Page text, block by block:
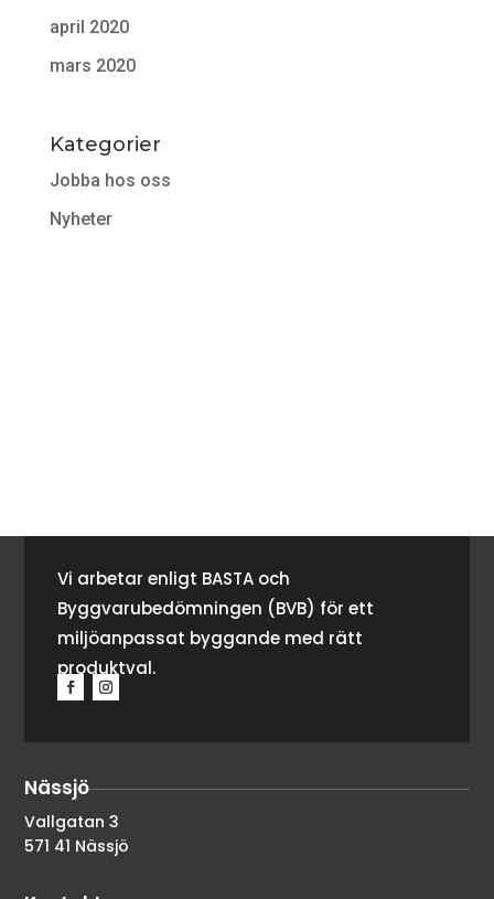
april 2020
mars 2020
Kategorier
Jobba hos oss
Nyheter
Vi arbetar enligt BASTA och
Byggvarubedömningen (BVB) för ett
miljöanpassat byggande med rätt
produktval.
Nässjö
Vallgatan 3
571 41 Nässjö